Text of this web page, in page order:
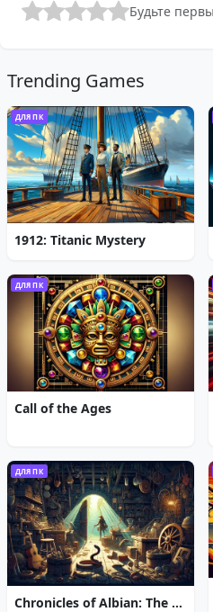
Будьте
Trending Games
ДЛЯ ПК
1912: Titanic Mystery
ДЛЯ ПК
Call of the Ages
ДЛЯ ПК
Chronicles of Albian: The Magic Convention